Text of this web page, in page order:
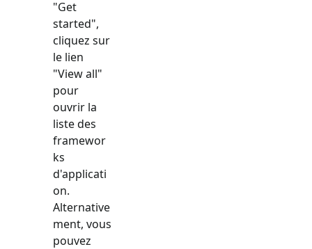
"Get
started",
cliquez sur
le lien
"View all"
pour
ouvrir la
liste des
framewor
ks
d'applicati
on.
Alternative
ment, vous
pouvez